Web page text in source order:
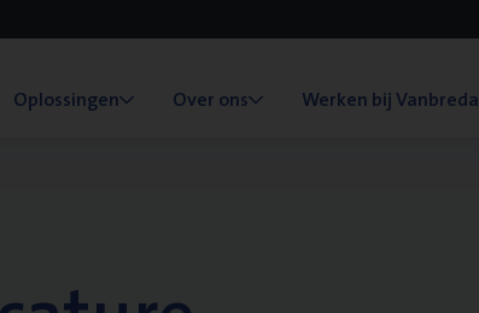
Oplossingen Over ons Werken bij Vanbreda